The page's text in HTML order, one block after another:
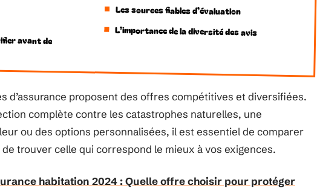
avant de
Les sources fiables d’évaluation
L’importance de la diversité des avis
d’assurance proposent des offres compétitives et diversifiées.
complète contre les catastrophes naturelles, une
ou des options personnalisées, il est essentiel de comparer
trouver celle qui correspond le mieux à vos exigences.
habitation 2024 : Quelle offre choisir pour protéger